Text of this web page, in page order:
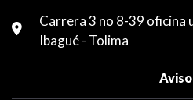
Carrera 3 no 8-39 oficina
Ibagué - Tolima
Aviso